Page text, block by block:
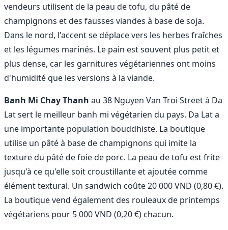
vendeurs utilisent de la peau de tofu, du pâté de
champignons et des fausses viandes à base de soja.
Dans le nord, l'accent se déplace vers les herbes fraîches
et les légumes marinés. Le pain est souvent plus petit et
plus dense, car les garnitures végétariennes ont moins
d'humidité que les versions à la viande.
Banh Mi Chay Thanh au 38 Nguyen Van Troi Street à Da
Lat sert le meilleur banh mi végétarien du pays. Da Lat a
une importante population bouddhiste. La boutique
utilise un pâté à base de champignons qui imite la
texture du pâté de foie de porc. La peau de tofu est frite
jusqu'à ce qu'elle soit croustillante et ajoutée comme
élément textural. Un sandwich coûte 20 000 VND (0,80 €).
La boutique vend également des rouleaux de printemps
végétariens pour 5 000 VND (0,20 €) chacun.